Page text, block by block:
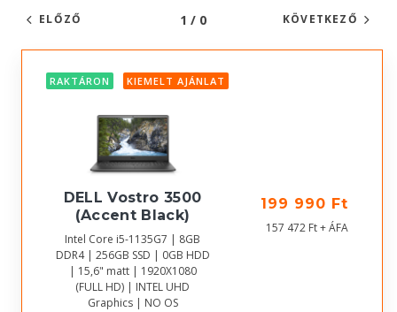
ELŐZŐ 1 / 0 KÖVETKEZŐ
RAKTÁRON KIEMELT AJÁNLAT
DELL Vostro 3500
(Accent Black)
Intel Core i5-1135G7 | 8GB
DDR4 | 256GB SSD | 0GB HDD
| 15,6" matt | 1920X1080
(FULL HD) | INTEL UHD
Graphics | NO OS
199 990 Ft
157 472 Ft + ÁFA